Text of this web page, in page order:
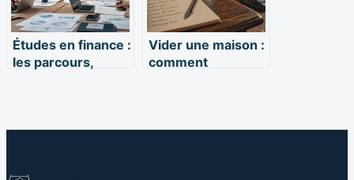
Études en finance :
les parcours,
Vider une maison :
comment
choisir la bonne